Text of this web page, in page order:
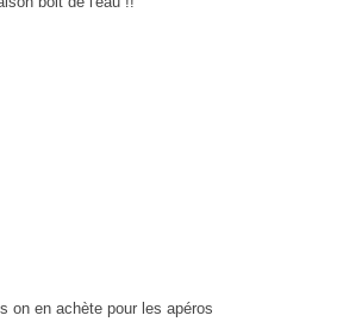
on en achète pour les apéros